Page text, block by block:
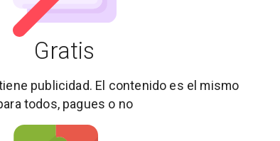
Gratis
publicidad. El contenido es el mismo
todos, pagues o no